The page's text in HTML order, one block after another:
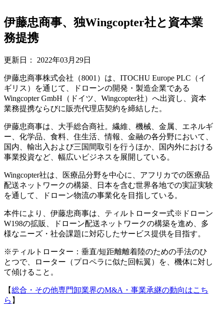
伊藤忠商事、独Wingcopter社と資本業
務提携
更新日： 2022年03月29日
伊藤忠商事株式会社（8001）は、ITOCHU Europe PLC（イ
ギリス）を通じて、ドローンの開発・製造企業である
Wingcopter GmbH（ドイツ、Wingcopter社）へ出資し、資本
業務提携ならびに販売代理店契約を締結した。
伊藤忠商事は、大手総合商社。繊維、機械、金属、エネルギ
ー、化学品、食料、住生活、情報、金融の各分野において、
国内、輸出入および三国間取引を行うほか、国内外における
事業投資など、幅広いビジネスを展開している。
Wingcopter社は、医療品分野を中心に、アフリカでの医療品
配送ネットワークの構築、日本を含む世界各地での実証実験
を通して、ドローン物流の事業化を目指している。
本件により、伊藤忠商事は、ティルトローター式※ドローン
W198の拡販、ドローン配送ネットワークの構築を進め、多
様なニーズ・社会課題に対応したサービス提供を目指す。
※ティルトローター：垂直/短距離離着陸のための手法のひ
とつで、ローター（プロペラに似た回転翼）を、機体に対し
て傾けること。
【総合・その他専門卸業界のM&A・事業承継の動向はこち
ら 】